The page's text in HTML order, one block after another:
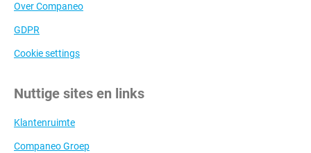
Over Companeo
GDPR
Cookie settings
Nuttige sites en links
Klantenruimte
Companeo Groep